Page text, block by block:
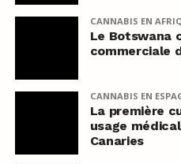
CANNABIS EN
Le Botswana
commerciale
CANNABIS EN
La première
usage
Canaries